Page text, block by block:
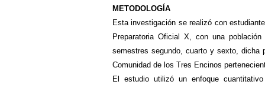
METODOLOGÍA
Esta investigación se realizó con
Preparatoria Oficial X, con una
semestres segundo, cuarto y sexto, dicha
Comunidad de los Tres Encinos
El estudio utilizó un enfoque cuantitativo